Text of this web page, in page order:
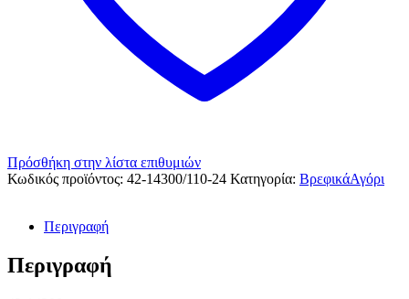
Πρόσθήκη στην λίστα επιθυμιών
Κωδικός προϊόντος: 42-14300/110-24 Κατηγορία: ΒρεφικάΑγόρι
Περιγραφή
Περιγραφή